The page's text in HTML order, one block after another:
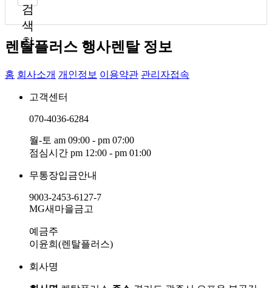
검
색
창
렌탈플러스 행사렌탈 정보
홈 회사소개 개인정보 이용약관 관리자접속
고객센터
070-4036-6284
월-토 am 09:00 - pm 07:00
점심시간 pm 12:00 - pm 01:00
무통장입금안내
9003-2453-6127-7
MG새마을금고
예금주
이윤희(렌탈플러스)
회사명